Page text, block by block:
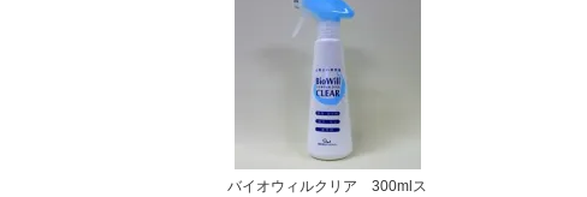
バイオウィルクリア 300mlス